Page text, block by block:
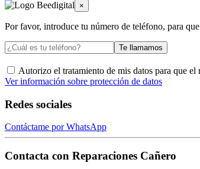
×
Por favor, introduce tu número de teléfono, para
Te llamamos
Autorizo el tratamiento de mis datos para que
Ver información sobre protección de datos
Redes sociales
Contáctame por WhatsApp
Contacta con Reparaciones Cañero